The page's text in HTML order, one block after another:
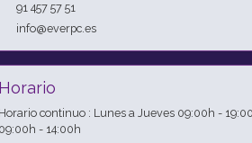
91 457 57 51
info@everpc.es
Horario
Horario continuo : Lunes a Jueves 09:00h -
09:00h - 14:00h